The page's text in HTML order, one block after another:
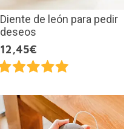
Diente de león para pedir
deseos
12,45€